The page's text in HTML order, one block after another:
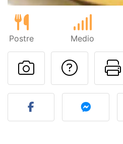
Postre Medio
Publicar la